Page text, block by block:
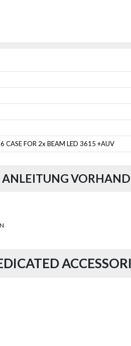
CASE FOR 2x BEAM LED 3615 +AUV
ANLEITUNG